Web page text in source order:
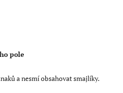
pole
a nesmí obsahovat smajlíky.